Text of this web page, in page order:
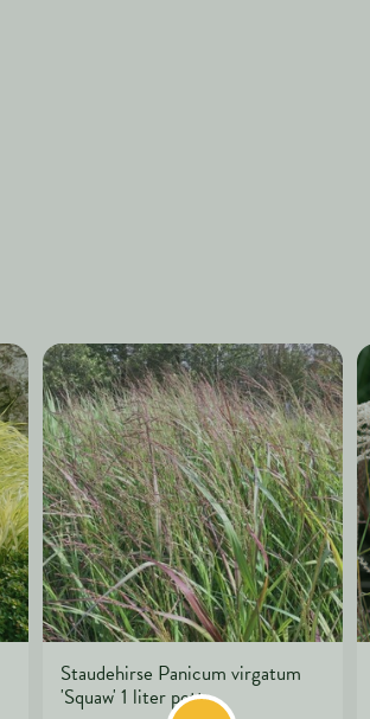
Staudehirse Panicum virgatum
'Squaw' 1 liter potte